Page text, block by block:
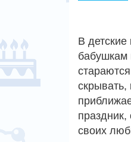
В
бабушкам
скрывать,
праздник,
своих